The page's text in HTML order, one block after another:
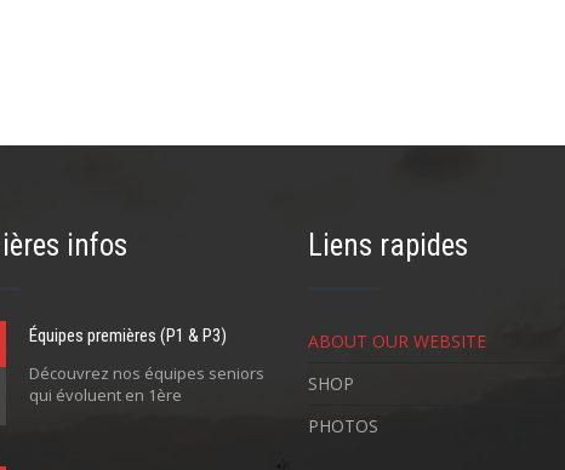
infos
Équipes premières (P1 & P3)
Découvrez nos équipes seniors
qui évoluent en 1ère
Liens rapides
ABOUT OUR WEBSITE
SHOP
PHOTOS